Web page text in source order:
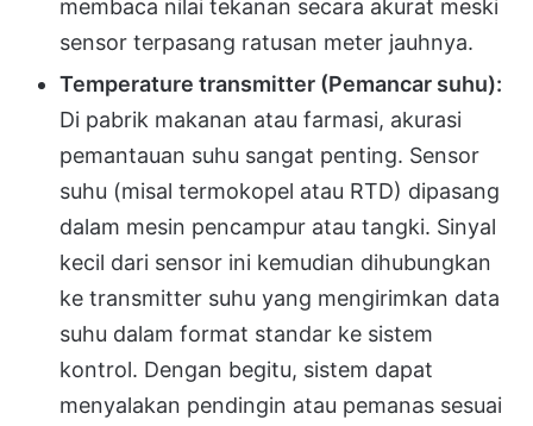
membaca nilai tekanan secara akurat meski
sensor terpasang ratusan meter jauhnya.
Temperature transmitter (Pemancar suhu):
Di pabrik makanan atau farmasi, akurasi
pemantauan suhu sangat penting. Sensor
suhu (misal termokopel atau RTD) dipasang
dalam mesin pencampur atau tangki. Sinyal
kecil dari sensor ini kemudian dihubungkan
ke transmitter suhu yang mengirimkan data
suhu dalam format standar ke sistem
kontrol. Dengan begitu, sistem dapat
menyalakan pendingin atau pemanas sesuai